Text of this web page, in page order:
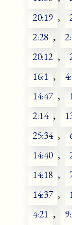
20:19 ,
2:28 ,
20:12 ,
16:1 ,
14:47 ,
2:14 ,
25:34 ,
14:40 ,
14:18 ,
14:37 ,
4:21 ,